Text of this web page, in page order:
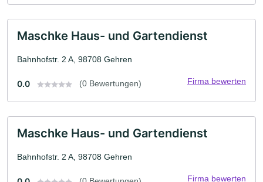
Maschke Haus- und Gartendienst
Bahnhofstr. 2 A, 98708 Gehren
0.0 (0 Bewertungen) Firma bewerten
Maschke Haus- und Gartendienst
Bahnhofstr. 2 A, 98708 Gehren
Firma bewerten